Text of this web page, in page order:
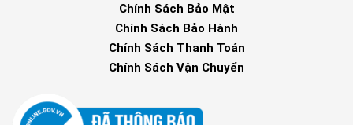
Chính Sách Bảo Mật
Chính Sách Bảo Hành
Chính Sách Thanh Toán
Chính Sách Vận Chuyển